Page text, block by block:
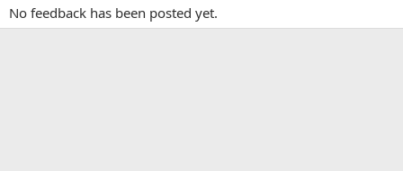
No feedback has been posted yet.